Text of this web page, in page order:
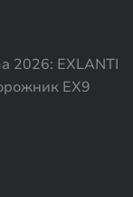
EXLANTIX
EX9